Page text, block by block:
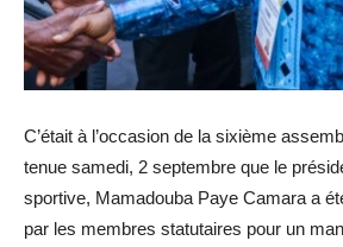
C’était à l’occasion de la sixième
tenue samedi, 2 septembre que le
sportive, Mamadouba Paye Camara a
par les membres statutaires pour un